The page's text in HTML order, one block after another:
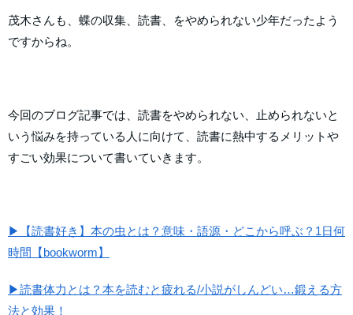
茂木さんも、蝶の収集、読書、をやめられない少年だったよう
ですからね。
今回のブログ記事では、読書をやめられない、止められないと
いう悩みを持っている人に向けて、読書に熱中するメリットや
すごい効果について書いていきます。
▶【読書好き】本の虫とは？意味・語源・どこから呼ぶ？1日何
時間【bookworm】
▶読書体力とは？本を読むと疲れる/小説がしんどい…鍛える方
法と効果！